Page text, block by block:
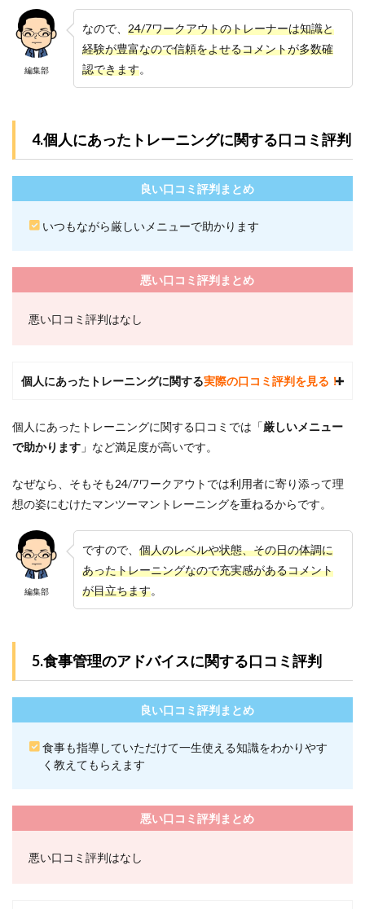
せん
か？
7.5
5.24/7
事制
す
ワー
はト
代は
でき
7.7
クア
ウト
んな
会社
です
か？
24/7
ワー
の地
店舗
一覧
参考
編集部
なので、 24/7ワークアウトのトレーナーは知識と
経験が豊富なので信頼をよせるコメントが多数確
認できます。
4.個人にあったトレーニングに関する口コミ評判
良い口コミ評判まとめ
いつもながら厳しいメニューで助かります
悪い口コミ評判まとめ
悪い口コミ評判はなし
個人にあったトレーニングに関する実際の口コミ評判を見る！
個人にあったトレーニングに関する口コミでは「厳しいメニュー
で助かります 」 など満足度が高いです。
なぜなら、そもそも24/7ワークアウトでは利用者に寄り添って理
想の姿にむけたマンツーマントレーニングを重ねるからです。
編集部
ですので、 個人のレベルや状態、その日の体調に
あったトレーニングなので充実感があるコメント
が目立ちます。
5.食事管理のアドバイスに関する口コミ評判
良い口コミ評判まとめ
食事も指導していただけて一生使える知識をわかりやす
く教えてもらえます
悪い口コミ評判まとめ
悪い口コミ評判はなし